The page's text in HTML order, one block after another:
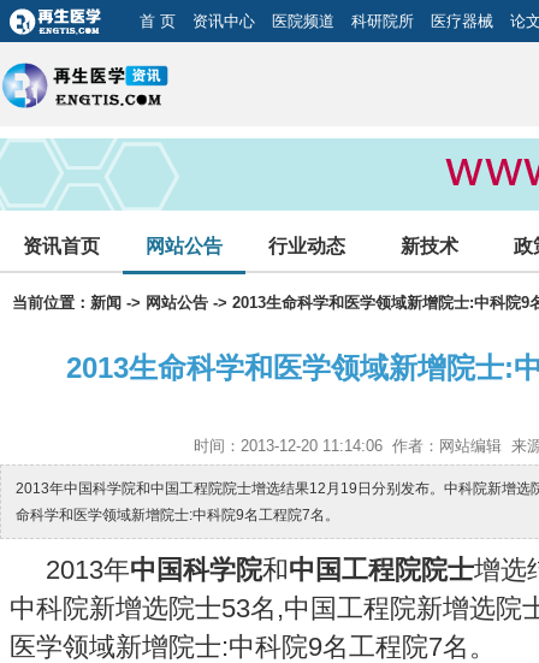
首 页 资讯中心 医院频道 科研院所 医疗器械 论
资讯首页 网站公告 行业动态 新技术 政
当前位置： 新闻 -> 网站公告 -> 2013生命科学和医学领域新增院士:中科院9
2013生命科学和医学领域新增院士:
时间：2013-12-20 11:14:06 作者：网站编辑 来
2013年中国科学院和中国工程院院士增选结果12月19日分别发布。中科院新增
命科学和医学领域新增院士:中科院9名工程院7名。
2013年中国科学院和中国工程院院士增选
中科院新增选院士53名,中国工程院新增选院
医学领域新增院士:中科院9名工程院7名。